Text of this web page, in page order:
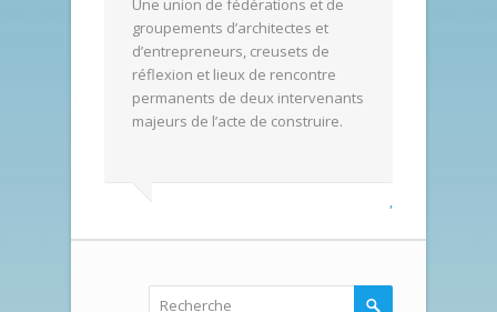
Une union de fédérations et de
groupements d’architectes et
d’entrepreneurs, creusets de
réflexion et lieux de rencontre
permanents de deux intervenants
majeurs de l’acte de construire.